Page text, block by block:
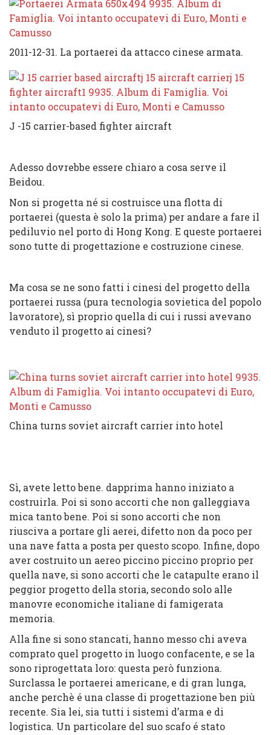
2011-12-31. La portaerei da attacco cinese armata.
J -15 carrier-based fighter aircraft
Adesso dovrebbe essere chiaro a cosa serve il
Beidou.
Non si progetta né si costruisce una flotta di
portaerei (questa è solo la prima) per andare a fare il
pediluvio nel porto di Hong Kong. E queste portaerei
sono tutte di progettazione e costruzione cinese.
Ma cosa se ne sono fatti i cinesi del progetto della
portaerei russa (pura tecnologia sovietica del popolo
lavoratore), sì proprio quella di cui i russi avevano
venduto il progetto ai cinesi?
China turns soviet aircraft carrier into hotel
Sì, avete letto bene. dapprima hanno iniziato a
costruirla. Poi si sono accorti che non galleggiava
mica tanto bene. Poi si sono accorti che non
riusciva a portare gli aerei, difetto non da poco per
una nave fatta a posta per questo scopo. Infine, dopo
aver costruito un aereo piccino piccino proprio per
quella nave, si sono accorti che le catapulte erano il
peggior progetto della storia, secondo solo alle
manovre economiche italiane di famigerata
memoria.
Alla fine si sono stancati, hanno messo chi aveva
comprato quel progetto in luogo confacente, e se la
sono riprogettata loro: questa però funziona.
Surclassa le portaerei americane, e di gran lunga,
anche perchè é una classe di progettazione ben più
recente. Sia lei, sia tutti i sistemi d’arma e di
logistica. Un particolare del suo scafo é stato